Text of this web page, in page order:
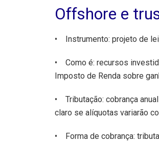
Offshore e
• Instrumento: projeto de
• Como é: recursos
Imposto de Renda sobre
• Tributação: cobrança
claro se alíquotas variarão
• Forma de cobrança: